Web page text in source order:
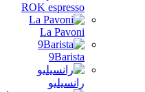
ROK espresso
La Pavoni
9Barista
رانسيليو